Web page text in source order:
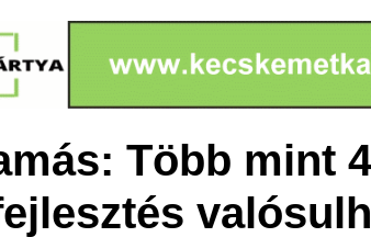
Több mint